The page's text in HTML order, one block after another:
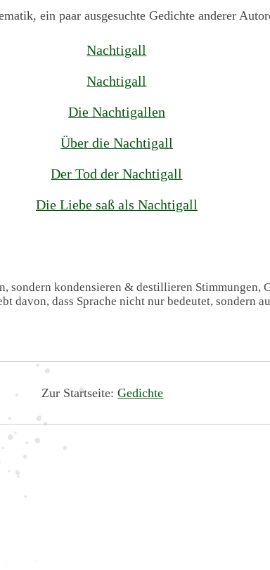
ein paar ausgesuchte Gedichte anderer
Nachtigall
Nachtigall
Die Nachtigallen
Über die Nachtigall
Der Tod der Nachtigall
Die Liebe saß als Nachtigall
kondensieren & destillieren Stimmungen,
davon, dass Sprache nicht nur bedeutet, sondern
Zur Startseite:Gedichte